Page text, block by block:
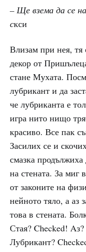
– Ще взема да се
скси
Влизам при нея, тя
декор от
стане Мухата.
лубрикант и да
че лубриканта е
игра нито нищо
красиво. Все пак
Засилих се и
смазка продължиха
на стената. За миг
от законите на
нейното тяло, а аз
това в стената.
Стая? Checked!
Лубрикант?